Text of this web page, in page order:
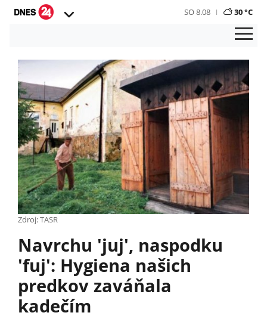
SO 8.08 30 °C
Zdroj: TASR
Navrchu 'juj', naspodku
'fuj': Hygiena našich
predkov zaváňala
kadečím